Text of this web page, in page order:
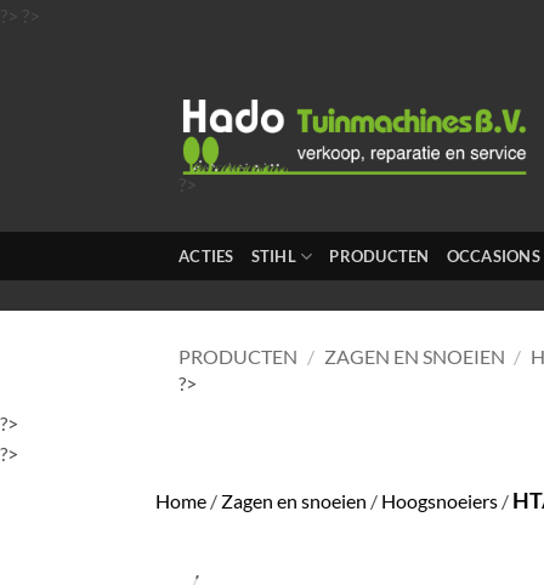
?> ?>
?>
ACTIES STIHL PRODUCTEN OCCASIONS
PRODUCTEN / ZAGEN EN SNOEIEN /
?>
?>
?>
Home / Zagen en snoeien / Hoogsnoeiers /